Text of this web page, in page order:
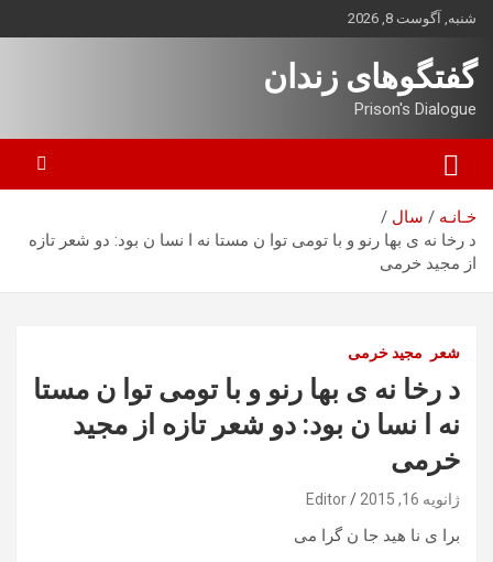
بروید
شنبه, آگوست 8, 2026
گفتگوهای زندان
Prison's Dialogue
خـانـه
سال
د رخا نه ی بها رنو و با تومی توا ن مستا نه ا نسا ن بود: دو شعر تازه
از مجید خرمی
شعر مجید خرمی
د رخا نه ی بها رنو و با تومی توا ن مستا
نه ا نسا ن بود: دو شعر تازه از مجید
خرمی
ژانویه 16, 2015 Editor
برا ی نا هید جا ن گرا می